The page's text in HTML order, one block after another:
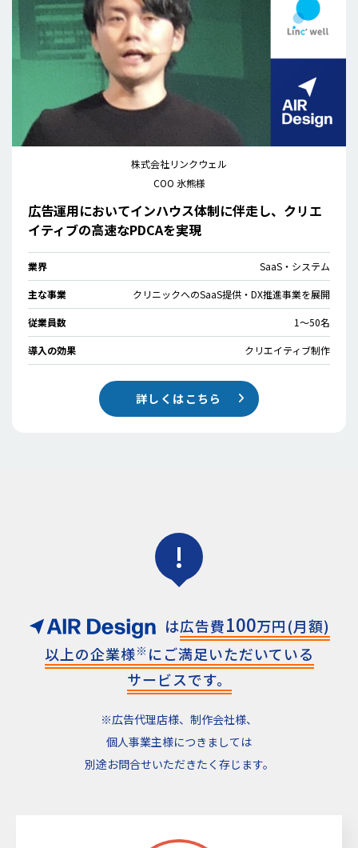
株式会社リンクウェル
COO 氷熊様
広告運用においてインハウス体制に伴走し、クリエ
イティブの高速なPDCAを実現
業界 SaaS・システム
主な事業 クリニックへのSaaS提供・DX推進事業を展開
従業員数 1〜50名
導入の効果 クリエイティブ制作
詳しくはこちら
!
は広告費100万円(月額)
以上の企業様※ にご満足いただいている
サービスです。
※広告代理店様、制作会社様、
個人事業主様につきましては
別途お問合せいただきたく存じます。